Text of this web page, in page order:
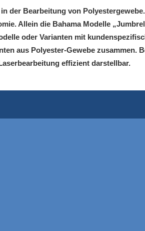
der Bearbeitung von
Allein die Bahama Modelle
oder Varianten mit
aus Polyester-Gewebe zusammen.
effizient darstellbar.